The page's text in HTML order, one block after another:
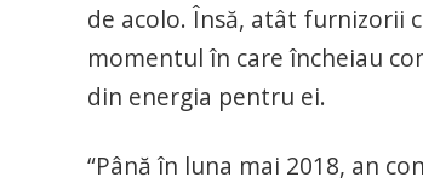
de acolo. Însă, atât furnizorii
momentul în care încheiau
din energia pentru ei.
“Până în luna mai 2018, an